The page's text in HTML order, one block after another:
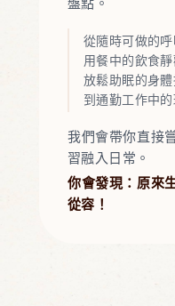
盤點。
從隨時可做的呼
用餐中的飲食靜
放鬆助眠的身體
到通勤工作中
我們會帶你直接
習融入日常。
你會發現：原來
從容！